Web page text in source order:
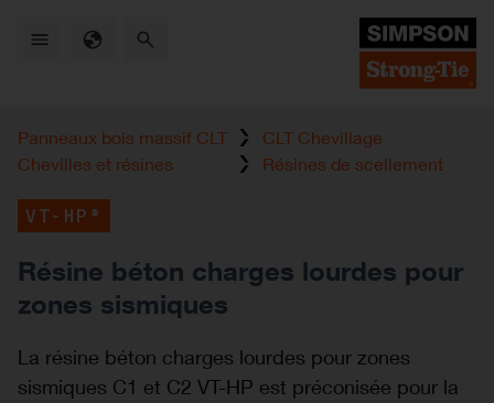
Panneaux bois massif CLT
Chevilles et résines
CLT Chevillage
Résines de scellement
VT-HP®
Résine béton charges lourdes pour
zones sismiques
La résine béton charges lourdes pour zones
sismiques C1 et C2 VT-HP est préconisée pour la